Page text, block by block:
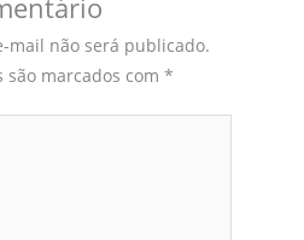
mail não será publicado.
marcados com *